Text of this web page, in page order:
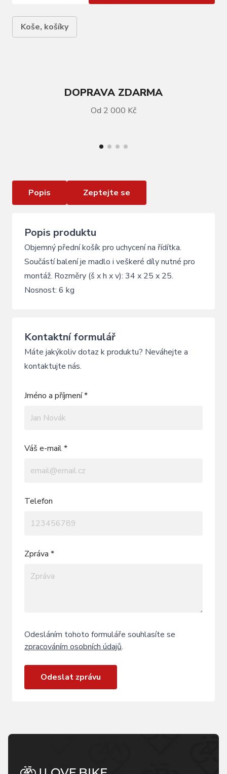
Koše, košíky
DOPRAVA ZDARMA
Od 2 000 Kč
Popis Zeptejte se
Popis produktu
Objemný přední košík pro uchycení na řídítka.
Součástí balení je madlo i veškeré díly nutné pro
montáž. Rozměry (š x h x v): 34 x 25 x 25.
Nosnost: 6 kg
Kontaktní formulář
Máte jakýkoliv dotaz k produktu? Neváhejte a
kontaktujte nás.
Jméno a příjmení *
Váš e-mail *
Telefon
Zpráva *
Odesláním tohoto formuláře souhlasíte se
zpracováním osobních údajů.
Odeslat zprávu